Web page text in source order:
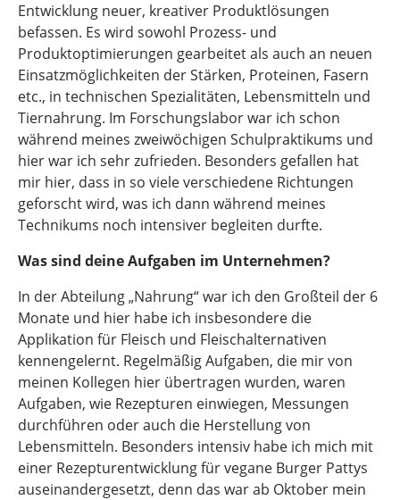
Entwicklung neuer, kreativer Produktlösungen
befassen. Es wird sowohl Prozess- und
Produktoptimierungen gearbeitet als auch an neuen
Einsatzmöglichkeiten der Stärken, Proteinen, Fasern
etc., in technischen Spezialitäten, Lebensmitteln und
Tiernahrung. Im Forschungslabor war ich schon
während meines zweiwöchigen Schulpraktikums und
hier war ich sehr zufrieden. Besonders gefallen hat
mir hier, dass in so viele verschiedene Richtungen
geforscht wird, was ich dann während meines
Technikums noch intensiver begleiten durfte.
Was sind deine Aufgaben im Unternehmen?
In der Abteilung „Nahrung“ war ich den Großteil der 6
Monate und hier habe ich insbesondere die
Applikation für Fleisch und Fleischalternativen
kennengelernt. Regelmäßig Aufgaben, die mir von
meinen Kollegen hier übertragen wurden, waren
Aufgaben, wie Rezepturen einwiegen, Messungen
durchführen oder auch die Herstellung von
Lebensmitteln. Besonders intensiv habe ich mich mit
einer Rezepturentwicklung für vegane Burger Pattys
auseinandergesetzt, denn das war ab Oktober mein